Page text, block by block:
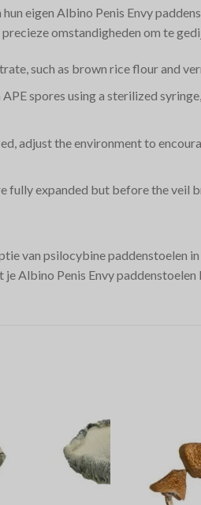
eigen Albino Penis Envy
omstandigheden om te
such as brown rice flour and
spores using a sterilized
adjust the environment to
fully expanded but before the veil
van psilocybine paddenstoelen
Albino Penis Envy